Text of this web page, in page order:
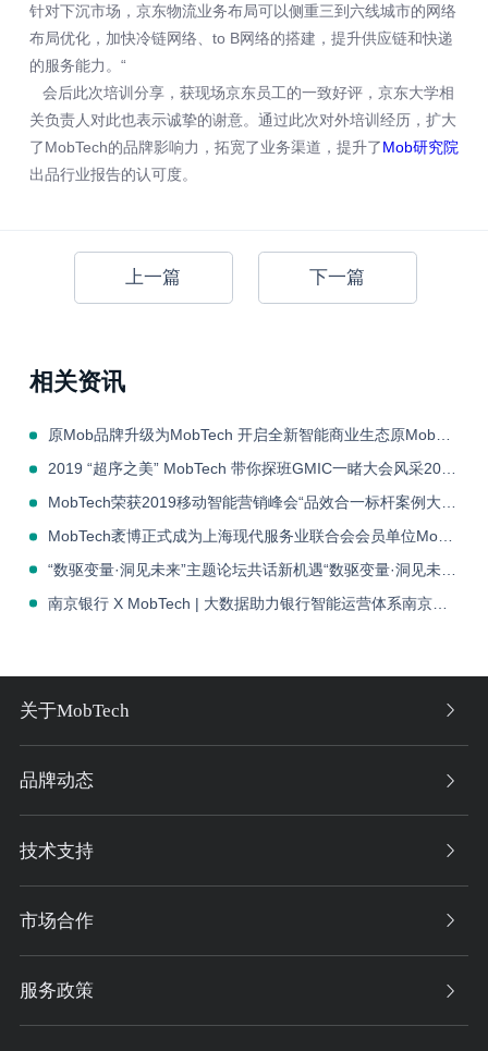
针对下沉市场，京东物流业务布局可以侧重三到六线城市的网络
布局优化，加快冷链网络、to B网络的搭建，提升供应链和快递
的服务能力。“
会后此次培训分享，获现场京东员工的一致好评，京东大学相
关负责人对此也表示诚挚的谢意。通过此次对外培训经历，扩大
了MobTech的品牌影响力，拓宽了业务渠道，提升了Mob研究院
出品行业报告的认可度。
上一篇 下一篇
相关资讯
原Mob品牌升级为MobTech 开启全新智能商业生态原Mob品牌升级为MobTech 开启全新智能商业生态
2019 “超序之美” MobTech 带你探班GMIC一睹大会风采2019 “超序之美” MobTech 带你探班GMIC一睹大会风采
MobTech荣获2019移动智能营销峰会“品效合一标杆案例大奖”MobTech荣获2019移动智能营销峰会“品效合一标杆案例大奖”
MobTech袤博正式成为上海现代服务业联合会会员单位MobTech袤博正式成为上海现代服务业联合会会员单位
“数驱变量·洞见未来”主题论坛共话新机遇“数驱变量·洞见未来”主题论坛共话新机遇
南京银行 X MobTech | 大数据助力银行智能运营体系南京银行 X MobTech | 大数据助力银行智能运营体系
关于MobTech
品牌动态
技术支持
市场合作
服务政策